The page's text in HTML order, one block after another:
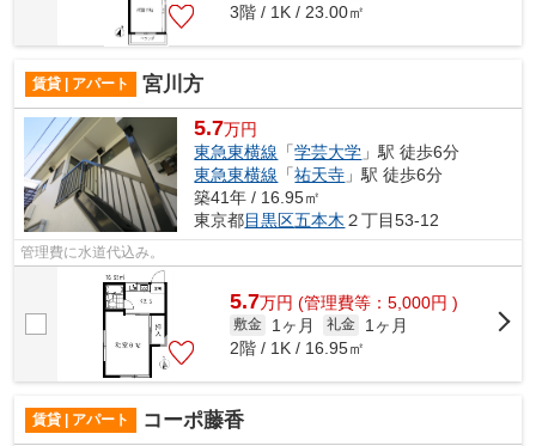
3階 / 1K / 23.00㎡
賃貸 | アパート 宮川方
5.7万円
東急東横線 「学芸大学 」駅 徒歩6分
東急東横線 「祐天寺 」駅 徒歩6分
築41年 / 16.95㎡
東京都目黒区五本木 ２丁目53-12
管理費に水道代込み。
5.7万円 (管理費等：5,000円 )
敷金 1ヶ月 礼金
1ヶ月
2階 / 1K / 16.95㎡
賃貸 | アパート コーポ藤香